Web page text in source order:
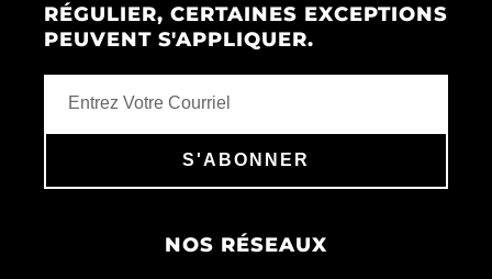
RÉGULIER, CERTAINES EXCEPTIONS
PEUVENT S'APPLIQUER.
S'ABONNER
NOS RÉSEAUX